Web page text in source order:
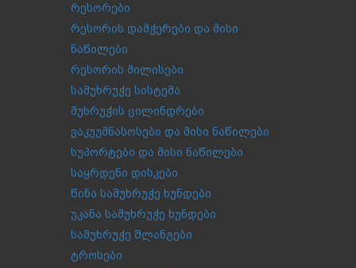
რესორები
რესორის დამჭერები და მისი
ნაწილები
რესორის მილისები
სამუხრუჭე სისტემა
მუხრუჭის ცილინდრები
ვაკუუმნასოსები და მისი ნაწილები
სუპორტები და მისი ნაწილები
საყრდენი დისკები
წინა სამუხრუჭე ხუნდები
უკანა სამუხრუჭე ხუნდები
სამუხრუჭე შლანგები
ტროსები